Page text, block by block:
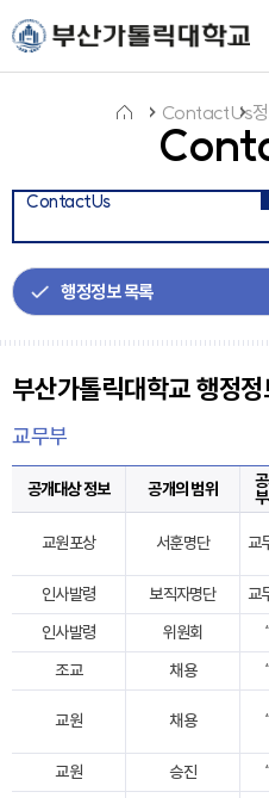
주메뉴로 가기
본문으로 가기
하단으로 가기
이
콘
ContactUs
ContactUs
부산가톨릭대학교 행정
교무부
공개대상 정보 공개의 범위
교원포상 서훈명단 교
인사발령
보직자명단 교
인사발령
위원회
조교
채용
교원 채용
교원
승진